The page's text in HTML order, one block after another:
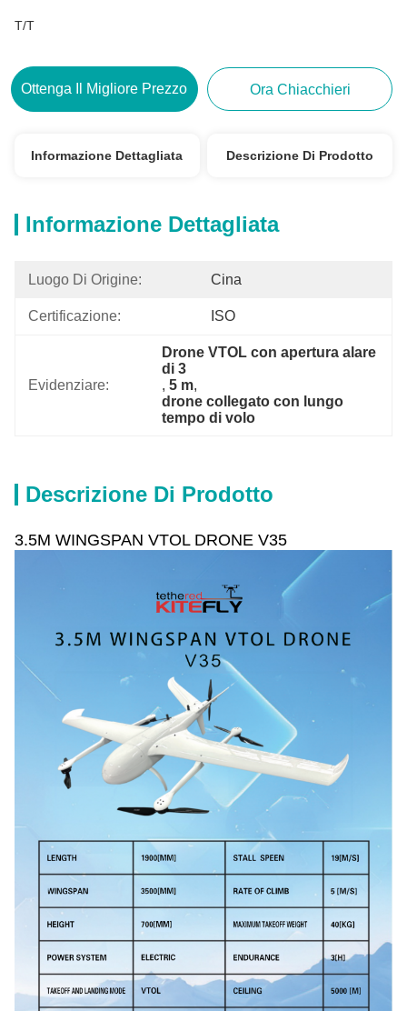
T/T
Ottenga Il Migliore Prezzo Ora Chiacchieri
Informazione Dettagliata Descrizione Di Prodotto
Informazione Dettagliata
Luogo Di Origine: Cina
Certificazione: ISO
Evidenziare:
Drone VTOL con apertura alare
di 3
, 5 m,
drone collegato con lungo
tempo di volo
Descrizione Di Prodotto
3.5M WINGSPAN VTOL DRONE V35